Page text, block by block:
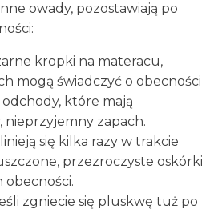
owady, pozostawiają po
kropki na materacu,
mogą świadczyć o obecności
które mają
nieprzyjemny zapach.
się kilka razy w trakcie
przezroczyste oskórki
obecności.
zgniecie się pluskwę tuż po